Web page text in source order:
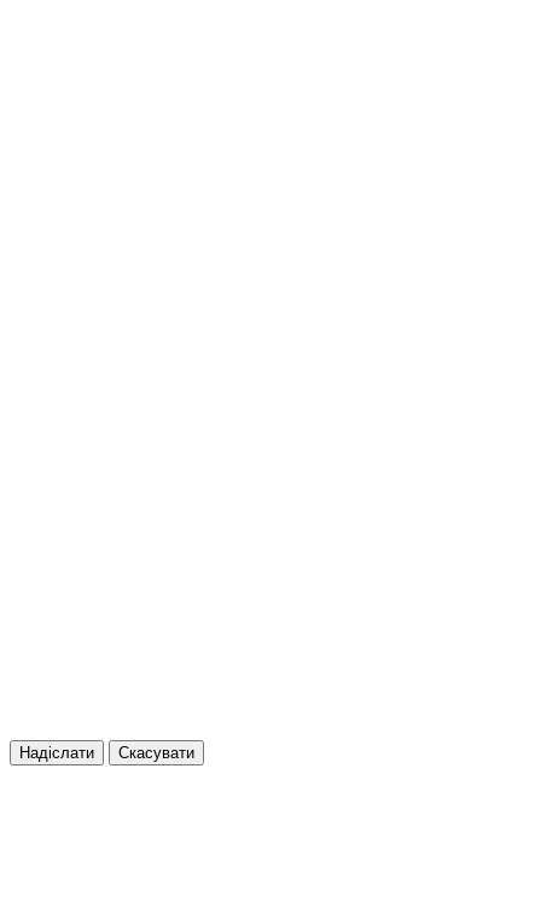
Надіслати Скасувати